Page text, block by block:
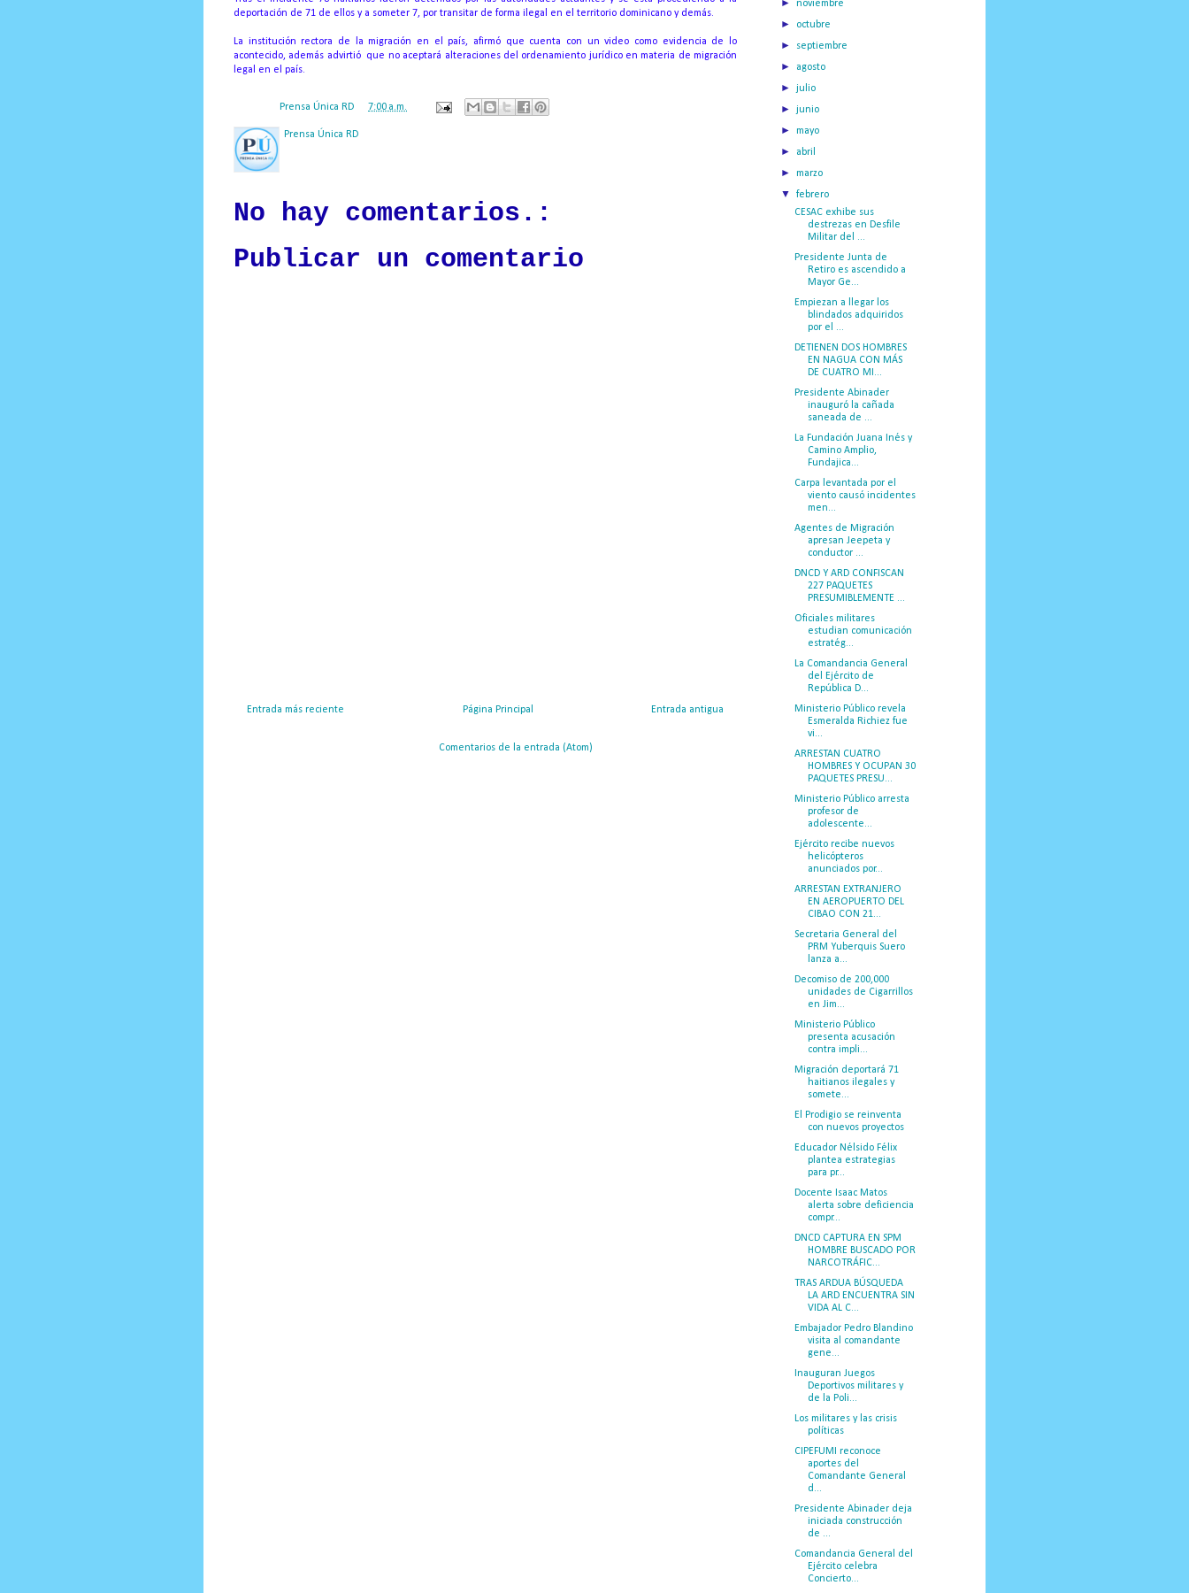
deportación de 71 de ellos y a someter 7, por transitar de forma ilegal en el territorio dominicano y demás.
La institución rectora de la migración en el país, afirmó que cuenta con un video como evidencia de lo
acontecido, además advirtió que no aceptará alteraciones del ordenamiento jurídico en materia de migración
legal en el país.
Prensa Única RD 7:00 a.m.
Prensa Única RD
No hay comentarios.:
Publicar un comentario
Entrada más reciente Entrada antigua
Página Principal
Comentarios de la entrada (Atom)
►noviembre
► octubre
► septiembre
► agosto
►julio
►junio
►mayo
► abril
►marzo
▼febrero
CESAC exhibe sus
destrezas en Desfile
Militar del ...
Presidente Junta de
Retiro es ascendido a
Mayor Ge...
Empiezan a llegar los
blindados adquiridos
por el ...
DETIENEN DOS HOMBRES
EN NAGUA CON MÁS
DE CUATRO MI...
Presidente Abinader
inauguró la cañada
saneada de ...
La Fundación Juana Inés y
Camino Amplio,
Fundajica...
Carpa levantada por el
viento causó incidentes
men...
Agentes de Migración
apresan Jeepeta y
conductor ...
DNCD Y ARD CONFISCAN
227 PAQUETES
PRESUMIBLEMENTE ...
Oficiales militares
estudian comunicación
estratég...
La Comandancia General
del Ejército de
República D...
Ministerio Público revela
Esmeralda Richiez fue
vi...
ARRESTAN CUATRO
HOMBRES Y OCUPAN 30
PAQUETES PRESU...
Ministerio Público arresta
profesor de
adolescente...
Ejército recibe nuevos
helicópteros
anunciados por...
ARRESTAN EXTRANJERO
EN AEROPUERTO DEL
CIBAO CON 21...
Secretaria General del
PRM Yuberquis Suero
lanza a...
Decomiso de 200,000
unidades de Cigarrillos
en Jim...
Ministerio Público
presenta acusación
contra impli...
Migración deportará 71
haitianos ilegales y
somete...
El Prodigio se reinventa
con nuevos proyectos
Educador Nélsido Félix
plantea estrategias
para pr...
Docente Isaac Matos
alerta sobre deficiencia
compr...
DNCD CAPTURA EN SPM
HOMBRE BUSCADO POR
NARCOTRÁFIC...
TRAS ARDUA BÚSQUEDA
LA ARD ENCUENTRA SIN
VIDA AL C...
Embajador Pedro Blandino
visita al comandante
gene...
Inauguran Juegos
Deportivos militares y
de la Poli...
Los militares y las crisis
políticas
CIPEFUMI reconoce
aportes del
Comandante General
d...
Presidente Abinader deja
iniciada construcción
de ...
Comandancia General del
Ejército celebra
Concierto...